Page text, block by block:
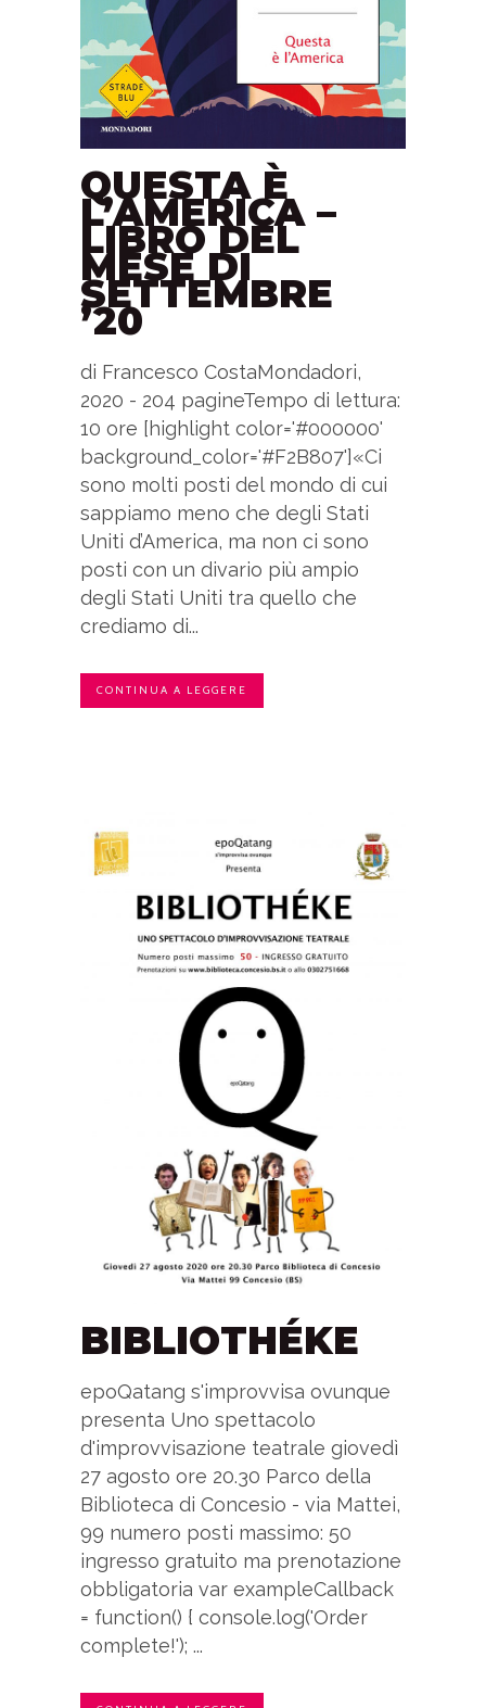
QUESTA È
L’AMERICA –
LIBRO DEL
MESE DI
SETTEMBRE
’20
di Francesco CostaMondadori,
2020 - 204 pagineTempo di lettura:
10 ore [highlight color='#000000'
background_color='#F2B807']«Ci
sono molti posti del mondo di cui
sappiamo meno che degli Stati
Uniti d’America, ma non ci sono
posti con un divario più ampio
degli Stati Uniti tra quello che
crediamo di...
CONTINUA A LEGGERE
BIBLIOTHÉKE
epoQatang s'improvvisa ovunque
presenta Uno spettacolo
d'improvvisazione teatrale giovedì
27 agosto ore 20.30 Parco della
Biblioteca di Concesio - via Mattei,
99 numero posti massimo: 50
ingresso gratuito ma prenotazione
obbligatoria var exampleCallback
= function() { console.log('Order
complete!'); ...